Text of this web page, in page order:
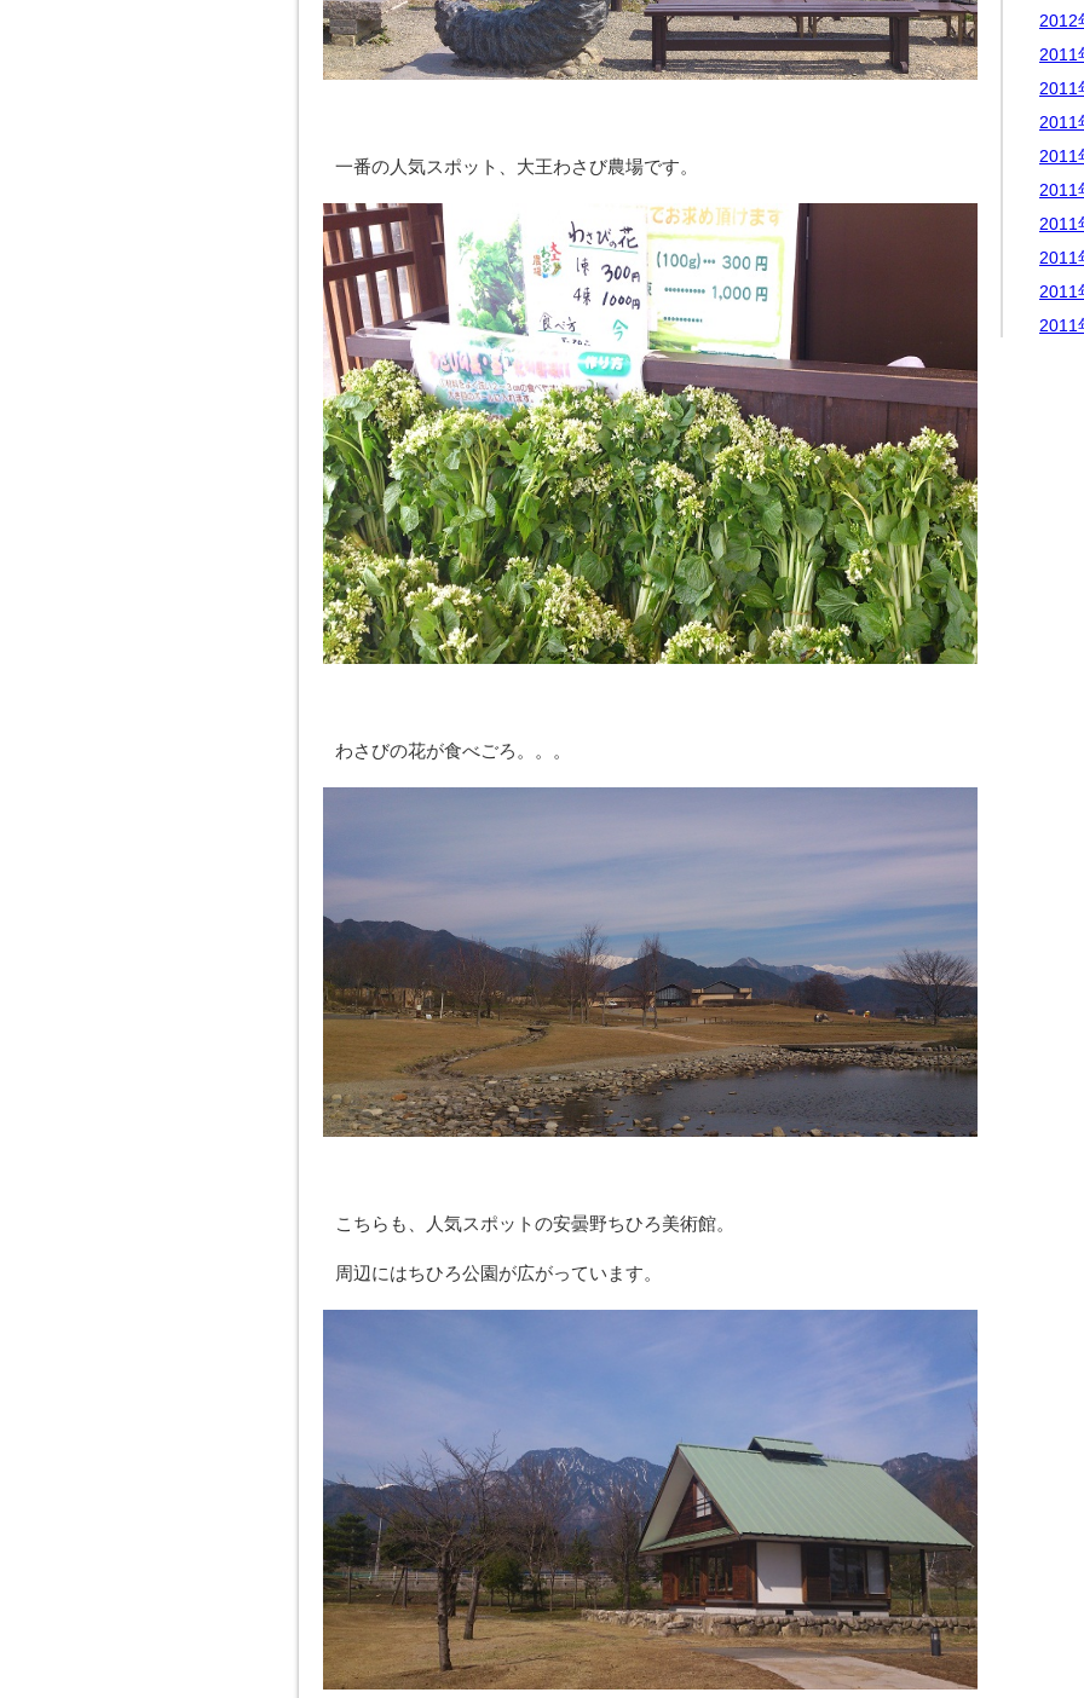
一番の人気スポット、大王わさび農場です。
わさびの花が食べごろ。。。
こちらも、人気スポットの安曇野ちひろ美術館。
周辺にはちひろ公園が広がっています。
2012
2011
2011
2011
2011
2011
2011
2011
2011
2011